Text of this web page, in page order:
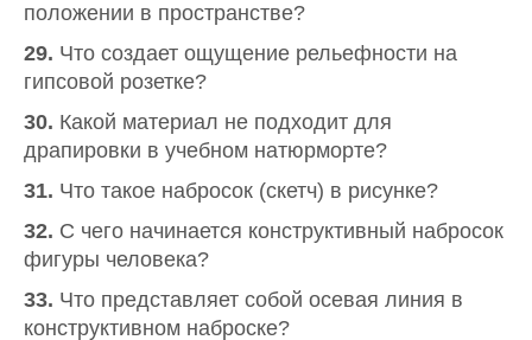
положении в пространстве?
29. Что создает ощущение рельефности на
гипсовой розетке?
30. Какой материал не подходит для
драпировки в учебном натюрморте?
31. Что такое набросок (скетч) в рисунке?
32. С чего начинается конструктивный набросок
фигуры человека?
33. Что представляет собой осевая линия в
конструктивном наброске?